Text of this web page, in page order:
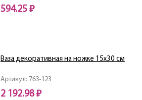
594.25 ₽
Артикул: 763-123
Ваза декоративная на ножке 15х30 см
2 192.98 ₽